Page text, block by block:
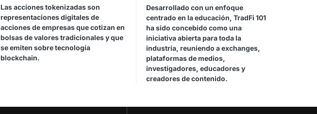
Las acciones tokenizadas son
representaciones digitales de
acciones de empresas que cotizan en
bolsas de valores tradicionales y que
se emiten sobre tecnología
blockchain.
Desarrollado con un enfoque
centrado en la educación, TradFi 101
ha sido concebido como una
iniciativa abierta para toda la
industria, reuniendo a exchanges,
plataformas de medios,
investigadores, educadores y
creadores de contenido.